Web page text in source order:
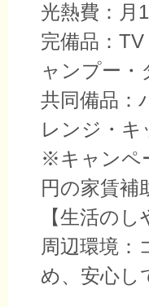
光熱費：月
完備品：
ャンプー・
共同備品：
レンジ・キ
※キャンペ
円の家賃補
【生活の
周辺環境：
め、安心し